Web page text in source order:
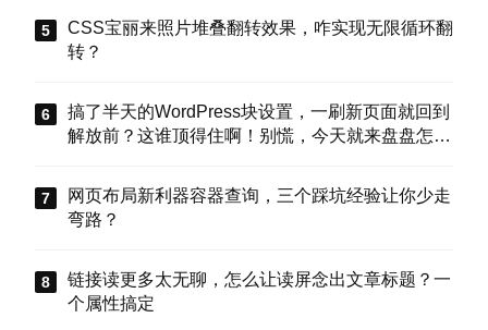
CSS宝丽来照片堆叠翻转效果，咋实现无限循环翻
转？
搞了半天的WordPress块设置，一刷新页面就回到
解放前？这谁顶得住啊！别慌，今天就来盘盘怎么
车”。
网页布局新利器容器查询，三个踩坑经验让你少走
弯路？
链接读更多太无聊，怎么让读屏念出文章标题？一
个属性搞定